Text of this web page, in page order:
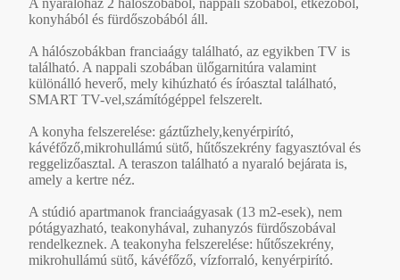
A nyaralóház 2 hálószobából, nappali szobából, étkezőből,
konyhából és fürdőszobából áll.
A hálószobákban franciaágy található, az egyikben TV is
található. A nappali szobában ülőgarnitúra valamint
különálló heverő, mely kihúzható és íróasztal található,
SMART TV-vel,számítógéppel felszerelt.
A konyha felszerelése: gáztűzhely,kenyérpirító,
kávéfőző,mikrohullámú sütő, hűtőszekrény fagyasztóval és
reggelizőasztal. A teraszon található a nyaraló bejárata is,
amely a kertre néz.
A stúdió apartmanok franciaágyasak (13 m2-esek), nem
pótágyazható, teakonyhával, zuhanyzós fürdőszobával
rendelkeznek. A teakonyha felszerelése: hűtőszekrény,
mikrohullámú sütő, kávéfőző, vízforraló, kenyérpirító.